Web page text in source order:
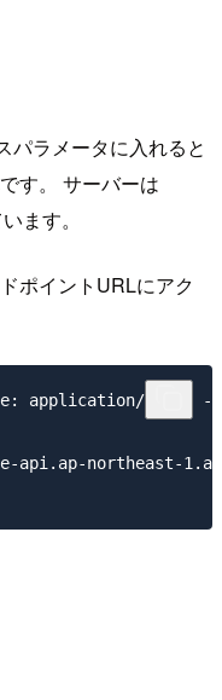
パラメータに入れると
す。 サーバーは
ます。
ポイントURLにアク
application/json" -
api.ap-northeast-